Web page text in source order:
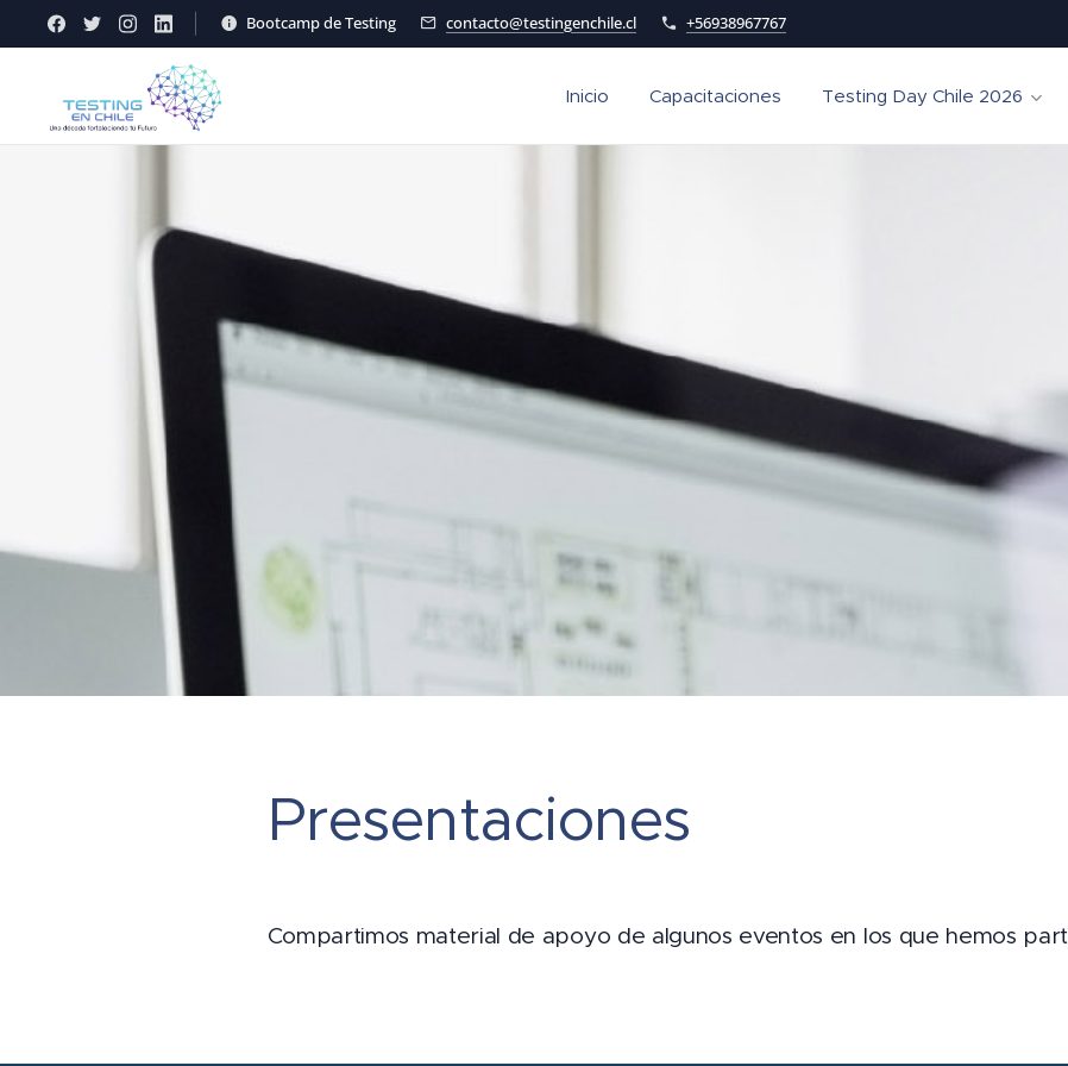
Bootcamp de Testing contacto@testingenchile.cl +56938967767
Inicio Capacitaciones Testing Day Chile 2026
Presentaciones
Compartimos material de apoyo de algunos eventos en los que hemos